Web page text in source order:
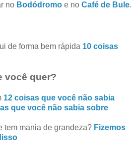
no Bodódromo e no Café de Bule.
de forma bem rápida 10 coisas
você quer?
12 coisas que você não sabia
que você não sabia sobre
tem mania de grandeza? Fizemos